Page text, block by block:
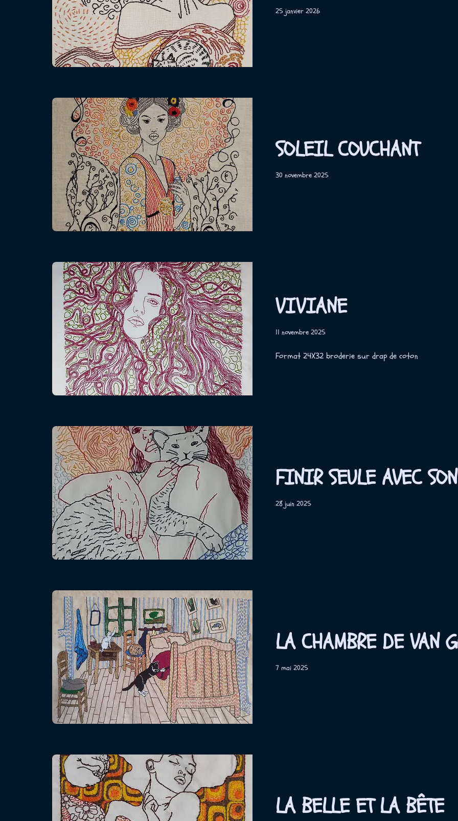
25 janvier 2026
SOLEIL COUCHANT
30 novembre 2025
VIVIANE
11 novembre 2025
Format 24X32 broderie sur drap de coton
FINIR SEULE AVEC
28 juin 2025
LA CHAMBRE DE VAN
7 mai 2025
LA BELLE ET LA BÊTE